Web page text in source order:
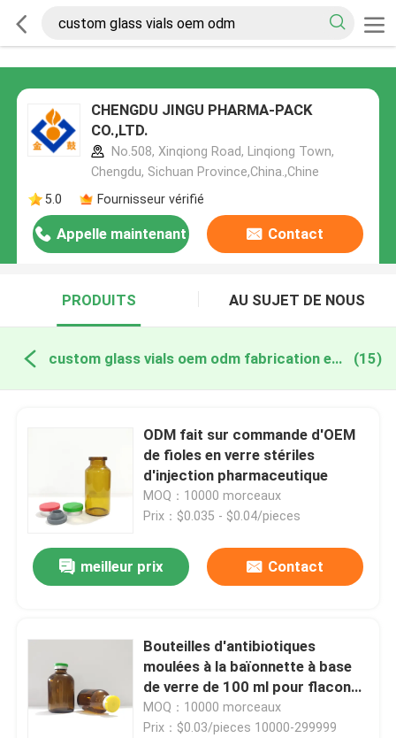
CHENGDU JINGU PHARMA-PACK
CO.,LTD.
No.508, Xinqiong Road, Linqiong Town,
Chengdu, Sichuan Province,China.,Chine
5.0
Fournisseur vérifié
Appelle maintenant Contact
PRODUITS AU SUJET DE NOUS
custom glass vials oem odm fabrication en ligne (15)
ODM fait sur commande d'OEM
de fioles en verre stériles
d'injection pharmaceutique
MOQ：10000 morceaux
Prix：$0.035 - $0.04/pieces
meilleur prix Contact
Bouteilles d'antibiotiques
moulées à la baïonnette à base
de verre de 100 ml pour flacons
OEM / ODM
MOQ：10000 morceaux
Prix：$0.03/pieces 10000-299999